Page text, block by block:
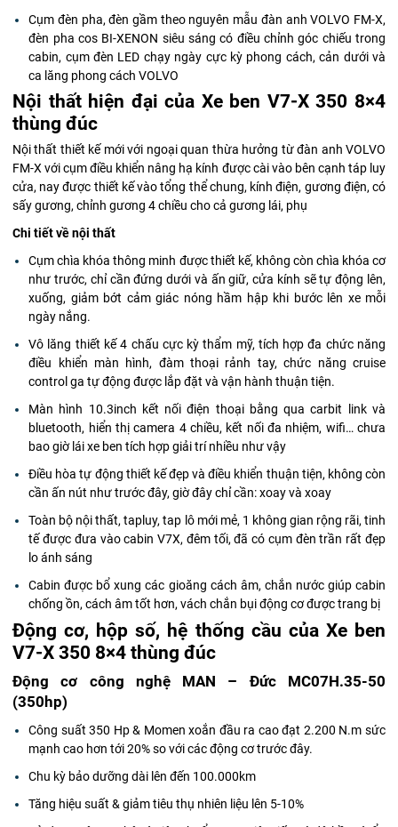
Cụm đèn pha, đèn gầm theo nguyên mẫu đàn anh VOLVO FM-X,
đèn pha cos BI-XENON siêu sáng có điều chỉnh góc chiếu trong
cabin, cụm đèn LED chạy ngày cực kỳ phong cách, cản dưới và
ca lăng phong cách VOLVO
Nội thất hiện đại của Xe ben V7-X 350 8×4
thùng đúc
Nội thất thiết kế mới với ngoại quan thừa hưởng từ đàn anh VOLVO
FM-X với cụm điều khiển nâng hạ kính được cài vào bên cạnh táp luy
cửa, nay được thiết kế vào tổng thể chung, kính điện, gương điện, có
sấy gương, chỉnh gương 4 chiều cho cả gương lái, phụ
Chi tiết về nội thất
Cụm chìa khóa thông minh được thiết kế, không còn chìa khóa cơ
như trước, chỉ cần đứng dưới và ấn giữ, cửa kính sẽ tự động lên,
xuống, giảm bớt cảm giác nóng hầm hập khi bước lên xe mỗi
ngày nắng.
Vô lăng thiết kế 4 chấu cực kỳ thẩm mỹ, tích hợp đa chức năng
điều khiển màn hình, đàm thoại rảnh tay, chức năng cruise
control ga tự động được lắp đặt và vận hành thuận tiện.
Màn hình 10.3inch kết nối điện thoại bằng qua carbit link và
bluetooth, hiển thị camera 4 chiều, kết nối đa nhiệm, wifi… chưa
bao giờ lái xe ben tích hợp giải trí nhiều như vậy
Điều hòa tự động thiết kế đẹp và điều khiển thuận tiện, không còn
cần ấn nút như trước đây, giờ đây chỉ cần: xoay và xoay
Toàn bộ nội thất, tapluy, tap lô mới mẻ, 1 không gian rộng rãi, tinh
tế được đưa vào cabin V7X, đêm tối, đã có cụm đèn trần rất đẹp
lo ánh sáng
Cabin được bổ xung các gioăng cách âm, chắn nước giúp cabin
chống ồn, cách âm tốt hơn, vách chắn bụi động cơ được trang bị
Động cơ, hộp số, hệ thống cầu của Xe ben
V7-X 350 8×4 thùng đúc
Động cơ công nghệ MAN – Đức MC07H.35-50
(350hp)
Công suất 350 Hp & Momen xoắn đầu ra cao đạt 2.200 N.m sức
mạnh cao hơn tới 20% so với các động cơ trước đây.
Chu kỳ bảo dưỡng dài lên đến 100.000km
Tăng hiệu suất & giảm tiêu thụ nhiên liệu lên 5-10%